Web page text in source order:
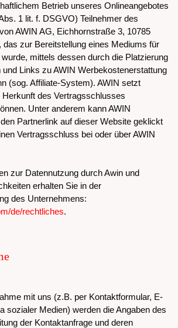
Betrieb unseres Onlineangebotes
1 lit. f. DSGVO) Teilnehmer des
AWIN AG, Eichhornstraße 3, 10785
das zur Bereitstellung eines Mediums für
mittels dessen durch die Platzierung
Links zu AWIN Werbekostenerstattung
(sog. Affiliate-System). AWIN setzt
des Vertragsschlusses
Unter anderem kann AWIN
Partnerlink auf dieser Website geklickt
Vertragsschluss bei oder über AWIN
zur Datennutzung durch Awin und
erhalten Sie in der
des Unternehmens:
de/rechtliches.
mit uns (z.B. per Kontaktformular, E-
sozialer Medien) werden die Angaben des
der Kontaktanfrage und deren